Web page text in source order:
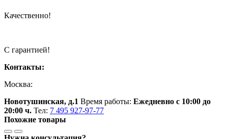
Качественно!
С гарантией!
Контакты:
Москва:
Новотушинская, д.1 Время работы: Ежедневно с 10:00 до
20:00 ч. Тел: 7 495 927-97-77
Похожие товары